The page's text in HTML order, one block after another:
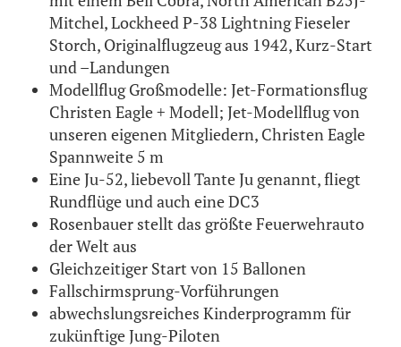
Mitchel, Lockheed P-38 Lightning Fieseler
Storch, Originalflugzeug aus 1942, Kurz-Start
und –Landungen
Modellflug Großmodelle: Jet-Formationsflug
Christen Eagle + Modell; Jet-Modellflug von
unseren eigenen Mitgliedern, Christen Eagle
Spannweite 5 m
Eine Ju-52, liebevoll Tante Ju genannt, fliegt
Rundflüge und auch eine DC3
Rosenbauer stellt das größte Feuerwehrauto
der Welt aus
Gleichzeitiger Start von 15 Ballonen
Fallschirmsprung-Vorführungen
abwechslungsreiches Kinderprogramm für
zukünftige Jung-Piloten